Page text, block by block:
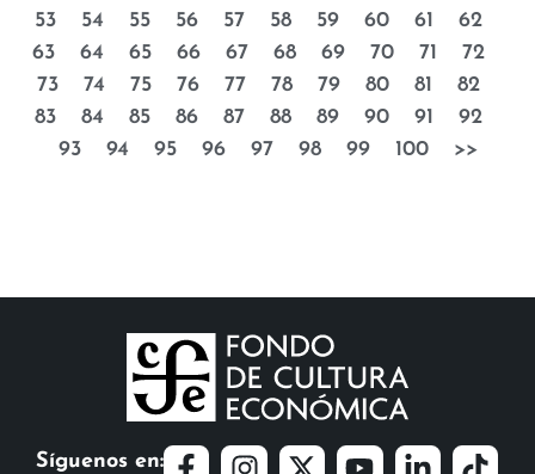
53
54 55 56 57 58 59 60 61
62
63
64 65 66 67 68 69 70 71
72
73
74 75 76 77 78 79 80 81
82
83
84 85 86 87 88 89 90 91
92
93
94 95 96 97 98 99 100 >>
Síguenos en: